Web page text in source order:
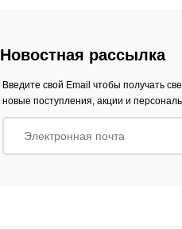
Новостная рассылка
Введите свой Email чтобы получать
новые поступления, акции и